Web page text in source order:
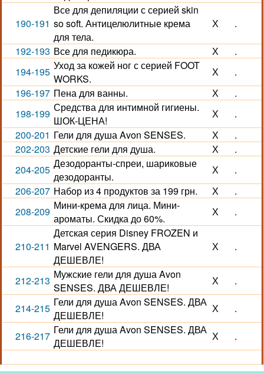
190-191
Все для депиляции с серией skin
so soft. Антицелюлитные крема
для тела.
Х .
192-193 Все для педикюра. Х
.
194-195 Уход за кожей ног с серией FOOT
WORKS.
Х
.
196-197 Пена для ванны. Х
.
198-199 Средства для интимной гигиены.
ШОК-ЦЕНА!
Х
.
200-201 Гели для душа Avon SENSES. Х
.
202-203 Детские гели для душа. Х
.
204-205 Дезодоранты-спреи, шариковые
дезодоранты.
Х
.
206-207 Набор из 4 продуктов за 199 грн. Х
.
208-209 Мини-крема для лица. Мини-
ароматы. Скидка до 60%.
Х .
210-211
Детская серия Disney FROZEN и
Marvel AVENGERS. ДВА
ДЕШЕВЛЕ!
Х .
212-213 Мужские гели для душа Avon
SENSES. ДВА ДЕШЕВЛЕ!
Х .
214-215 Гели для душа Avon SENSES. ДВА
ДЕШЕВЛЕ!
Х .
216-217 Гели для душа Avon SENSES. ДВА
ДЕШЕВЛЕ!
Х .